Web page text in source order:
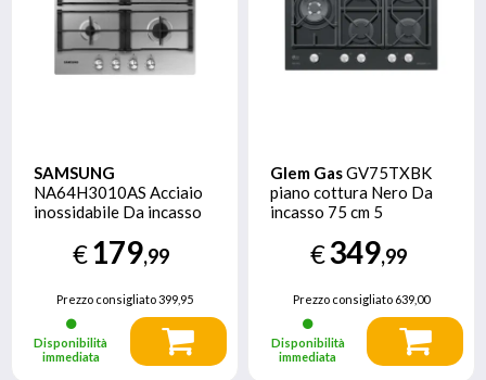
SAMSUNG
NA64H3010AS Acciaio
inossidabile Da incasso
€179,99
Prezzo consigliato399,95
Disponibilità
immediata
Glem GasGV75TXBK
piano cottura Nero Da
incasso 75 cm 5
€349,99
Prezzo consigliato 639,00
Disponibilità
immediata